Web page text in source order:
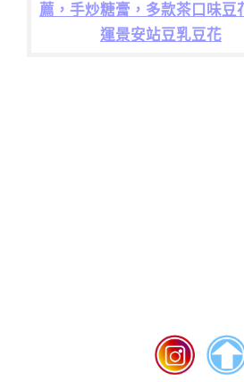
薦，手炒糖膏，多款茶口味豆
運景安站豆乳豆花